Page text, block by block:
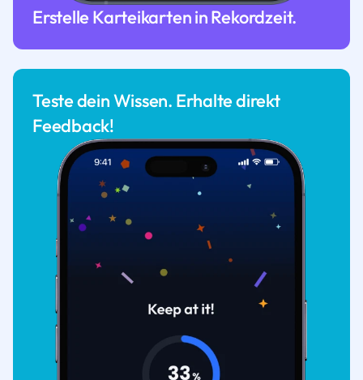
Erstelle Karteikarten in Rekordzeit.
Teste dein Wissen. Erhalte direkt
Feedback!